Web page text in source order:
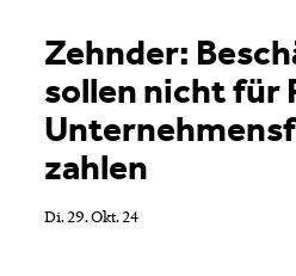
Zehnder:
sollen nicht für
zahlen
Di. 29. Okt. 24